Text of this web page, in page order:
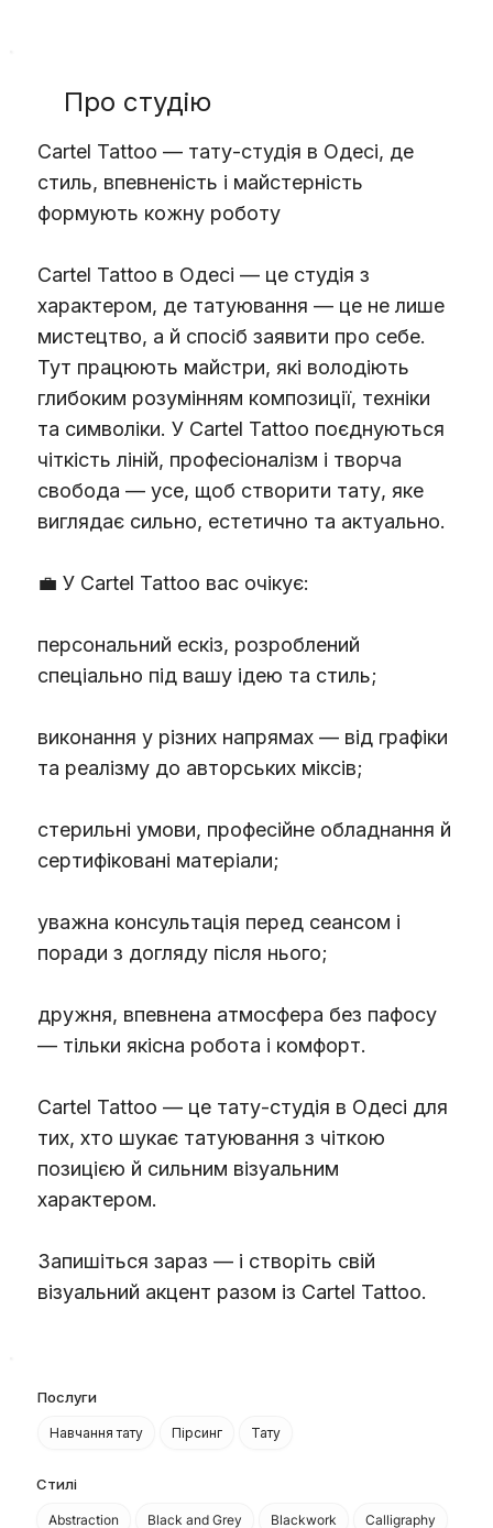
Про студію
Cartel Tattoo — тату-студія в Одесі, де
стиль, впевненість і майстерність
формують кожну роботу
Cartel Tattoo в Одесі — це студія з
характером, де татуювання — це не лише
мистецтво, а й спосіб заявити про себе.
Тут працюють майстри, які володіють
глибоким розумінням композиції, техніки
та символіки. У Cartel Tattoo поєднуються
чіткість ліній, професіоналізм і творча
свобода — усе, щоб створити тату, яке
виглядає сильно, естетично та актуально.
💼 У Cartel Tattoo вас очікує:
персональний ескіз, розроблений
спеціально під вашу ідею та стиль;
виконання у різних напрямах — від графіки
та реалізму до авторських міксів;
стерильні умови, професійне обладнання й
сертифіковані матеріали;
уважна консультація перед сеансом і
поради з догляду після нього;
дружня, впевнена атмосфера без пафосу
— тільки якісна робота і комфорт.
Cartel Tattoo — це тату-студія в Одесі для
тих, хто шукає татуювання з чіткою
позицією й сильним візуальним
характером.
Запишіться зараз — і створіть свій
візуальний акцент разом із Cartel Tattoo.
Послуги
Навчання тату Пірсинг Тату
Стилі
Abstraction Black and Grey Blackwork Calligraphy